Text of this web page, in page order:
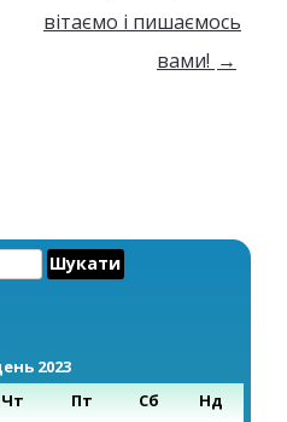
вітаємо і пишаємось
вами! →
2023
Чт Пт Сб Нд